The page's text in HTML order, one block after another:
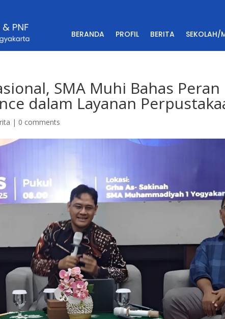
BERANDA PROFIL BERITA SEKOLAH/
SMA Muhi Bahas Peran
dalam Layanan
| 0 comments